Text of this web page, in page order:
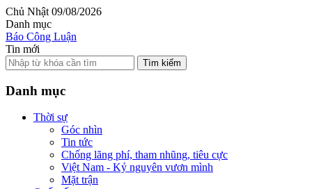
Chủ Nhật 09/08/2026
Danh mục
Báo Công Luận
Tin mới
Tìm kiếm
Danh mục
Thời sự
Góc nhìn
Tin tức
Chống lãng phí, tham nhũng, tiêu cực
Việt Nam - Kỷ nguyên vươn mình
Mặt trận